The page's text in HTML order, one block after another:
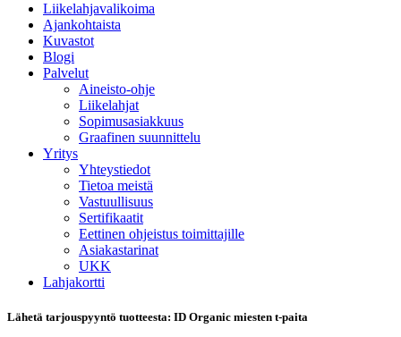
Liikelahjavalikoima
Ajankohtaista
Kuvastot
Blogi
Palvelut
Aineisto-ohje
Liikelahjat
Sopimusasiakkuus
Graafinen suunnittelu
Yritys
Yhteystiedot
Tietoa meistä
Vastuullisuus
Sertifikaatit
Eettinen ohjeistus toimittajille
Asiakastarinat
UKK
Lahjakortti
Lähetä tarjouspyyntö tuotteesta: ID Organic miesten t-paita